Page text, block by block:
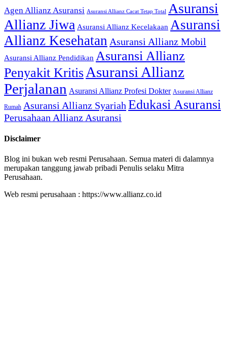
Agen Allianz Asuransi Asuransi Allianz Cacat Tetap Total
Asuransi
Allianz Jiwa Asuransi Allianz Kecelakaan Asuransi
Allianz Kesehatan Asuransi Allianz Mobil
Asuransi Allianz Pendidikan Asuransi Allianz
Penyakit Kritis Asuransi Allianz
Perjalanan Asuransi Allianz Profesi Dokter Asuransi Allianz
Rumah Asuransi Allianz Syariah Edukasi Asuransi
Perusahaan Allianz Asuransi
Disclaimer
Blog ini bukan web resmi Perusahaan. Semua materi di dalamnya
merupakan tanggung jawab pribadi Penulis selaku Mitra
Perusahaan.
Web resmi perusahaan : https://www.allianz.co.id